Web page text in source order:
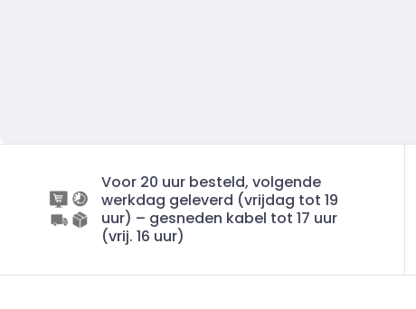
Voor 20 uur besteld, volgende
werkdag geleverd (vrijdag tot 19
uur) – gesneden kabel tot 17 uur
(vrij. 16 uur)